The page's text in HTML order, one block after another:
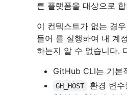
른 플랫폼을 대상으로
이 컨텍스트가 없는 경
들어 를 실행하여 내 계
하는지 알 수 없습니다.
GitHub CLI는 기본
GH_HOST
환경 변